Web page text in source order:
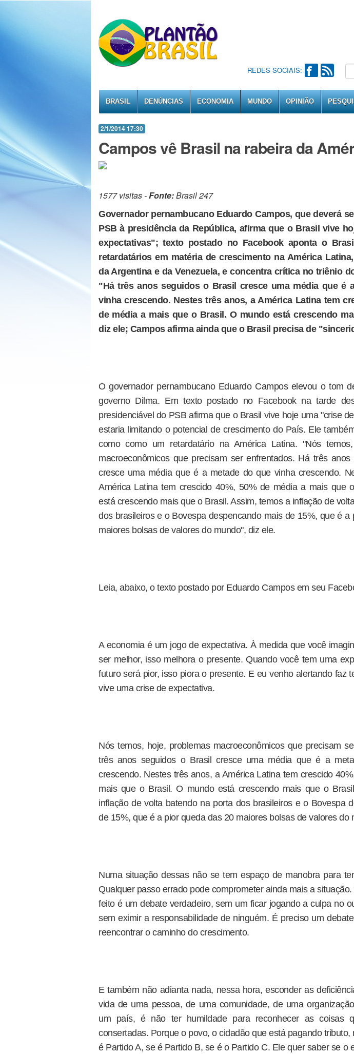
REDES SOCIAIS:
BRASIL DENÚNCIAS ECONOMIA MUNDO OPINIÃO
2/1/2014 17:30
Campos vê Brasil na rabeira da
1577 visitas -Fonte:Brasil 247
Governador pernambucano Eduardo Campos, que deverá
PSB à presidência da República, afirma que o Brasil vive
expectativas"; texto postado no Facebook aponta o
retardatários em matéria de crescimento na América
da Argentina e da Venezuela, e concentra crítica no triênio
"Há três anos seguidos o Brasil cresce uma média que é
vinha crescendo. Nestes três anos, a América Latina tem
de média a mais que o Brasil. O mundo está crescendo
diz ele; Campos afirma ainda que o Brasil precisa de
O governador pernambucano Eduardo Campos elevou o tom
governo Dilma. Em texto postado no Facebook na tarde
presidenciável do PSB afirma que o Brasil vive hoje uma "crise
estaria limitando o potencial de crescimento do País. Ele
como como um retardatário na América Latina. "Nós
macroeconômicos que precisam ser enfrentados. Há três anos
cresce uma média que é a metade do que vinha crescendo.
América Latina tem crescido 40%, 50% de média a mais que
está crescendo mais que o Brasil. Assim, temos a inflação de
dos brasileiros e o Bovespa despencando mais de 15%, que é a
maiores bolsas de valores do mundo", diz ele.
Leia, abaixo, o texto postado por Eduardo Campos em seu
A economia é um jogo de expectativa. À medida que você
ser melhor, isso melhora o presente. Quando você tem uma
futuro será pior, isso piora o presente. E eu venho alertando faz
vive uma crise de expectativa.
Nós temos, hoje, problemas macroeconômicos que precisam
três anos seguidos o Brasil cresce uma média que é a
crescendo. Nestes três anos, a América Latina tem crescido
mais que o Brasil. O mundo está crescendo mais que o
inflação de volta batendo na porta dos brasileiros e o Bovespa
de 15%, que é a pior queda das 20 maiores bolsas de valores do
Numa situação dessas não se tem espaço de manobra para
Qualquer passo errado pode comprometer ainda mais a
feito é um debate verdadeiro, sem um ficar jogando a culpa no
sem eximir a responsabilidade de ninguém. É preciso um
reencontrar o caminho do crescimento.
E também não adianta nada, nessa hora, esconder as
vida de uma pessoa, de uma comunidade, de uma
um país, é não ter humildade para reconhecer as coisas
consertadas. Porque o povo, o cidadão que está pagando tributo,
é Partido A, se é Partido B, se é o Partido C. Ele quer saber se o